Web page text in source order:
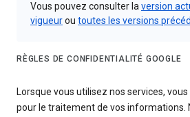
Vous pouvez consulter la version
vigueurou toutes les versions
RÈGLES DE CONFIDENTIALITÉ GOOGLE
Lorsque vous utilisez nos services,
pour le traitement de vos informations.